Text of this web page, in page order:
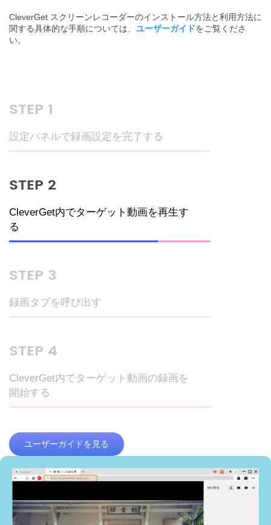
CleverGet スクリーンレコーダーのインストール方法と利用方法に
関する具体的な手順については、 ユーザーガイドをご覧くださ
い。
STEP 1
設定パネルで録画設定を完了する
STEP 2
CleverGet内でターゲット動画を再生す
る
STEP 3
録画タブを呼び出す
STEP 4
CleverGet内でターゲット動画の録画を
開始する
ユーザーガイドを見る